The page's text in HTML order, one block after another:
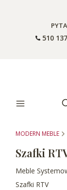
510
MODERN MEBLE
Szafki
Meble
Szafki RTV